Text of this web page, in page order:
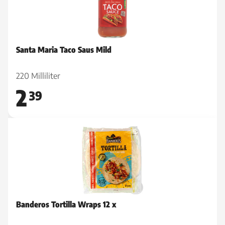
Santa Maria Taco Saus Mild
220 Milliliter
239
Banderos Tortilla Wraps 12 x